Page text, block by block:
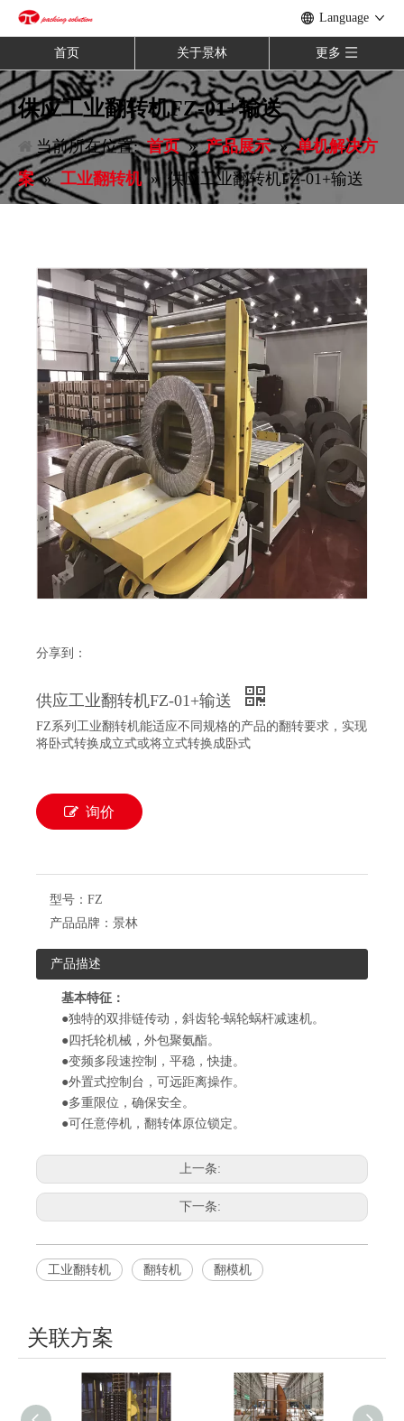
Language
首页 关于景林 更多
供应工业翻转机FZ-01+输送
当前所在位置: 首页 » 产品展示 » 单机解决方
案 » 工业翻转机 » 供应工业翻转机FZ-01+输送
分享到：
供应工业翻转机FZ-01+输送
FZ系列工业翻转机能适应不同规格的产品的翻转要求，实现
将卧式转换成立式或将立式转换成卧式
询价
型号： FZ
产品品牌： 景林
产品描述
基本特征：
●独特的双排链传动，斜齿轮-蜗轮蜗杆减速机。
●四托轮机械，外包聚氨酯。
●变频多段速控制，平稳，快捷。
●外置式控制台，可远距离操作。
●多重限位，确保安全。
●可任意停机，翻转体原位锁定。
上一条:
下一条:
工业翻转机 翻转机 翻模机
关联方案